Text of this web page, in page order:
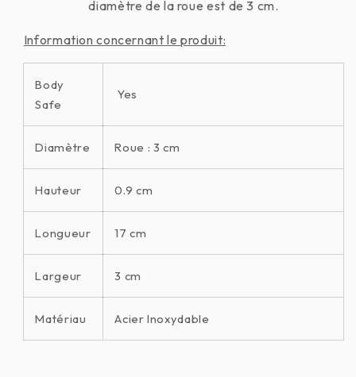
diamètre de la roue est de 3 cm.
Information concernant le produit:
Body
Safe
Yes
Diamètre Roue : 3 cm
Hauteur 0.9 cm
Longueur 17 cm
Largeur 3 cm
Matériau Acier Inoxydable